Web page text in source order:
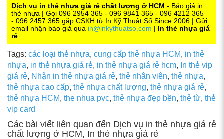
0
Dịch vụ in thẻ nhựa giá rẻ chất lượng ở HCM - Báo giá in
thẻ nhựa | Gọi 096 2954 365 - 096 9841 365 - 096 4212 365
- 096 2457 365 gặp CSKH từ In Kỹ Thuật Số Since 2006 | Gửi
email nhận báo giá qua in@inkythuatso.com | In thẻ nhựa giá
rẻ
Tags: các loại thẻ nhựa, cung cấp thẻ nhựa HCM, in thẻ
nhựa, in thẻ nhựa giá rẻ, in thẻ nhựa giá rẻ hcm, In thẻ vip
giá rẻ, Nhận in thẻ nhựa giá rẻ, thẻ nhân viên, thẻ nhựa,
thẻ nhựa cao cấp, thẻ nhựa chất lượng, thẻ nhựa giá rẻ,
thẻ nhựa HCM, the nhua pvc, thẻ nhựa đẹp bền, thẻ từ, thẻ
vip card
Các bài viết liên quan đến Dịch vụ in thẻ nhựa giá rẻ
chất lượng ở HCM, In thẻ nhựa giá rẻ